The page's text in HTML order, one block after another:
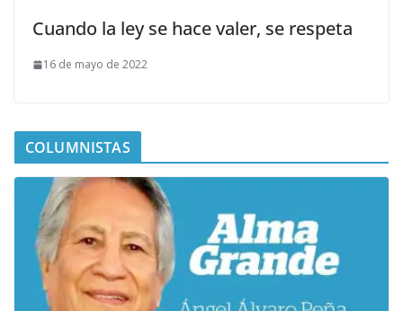
Cuando la ley se hace valer, se respeta
16 de mayo de 2022
COLUMNISTAS